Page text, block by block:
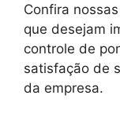
Confira
que desejam
controle de
satisfação de
da empresa.